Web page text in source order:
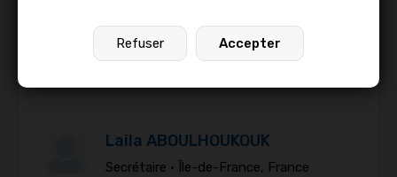
Guillaume Vankerrebroeck
Développeur web freelance •
Amiens,
Laila ABOULHOUKOUK
Secrétaire • Île-de-France, France
Refuser Accepter